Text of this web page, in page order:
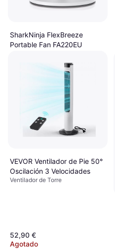
SharkNinja FlexBreeze
Portable Fan FA220EU
O 3 pagos de 61,00 € TAE 0%
VEVOR Ventilador de Pie 50°
Oscilación 3 Velocidades
Ventilador de Torre
52,90 €
Agotado